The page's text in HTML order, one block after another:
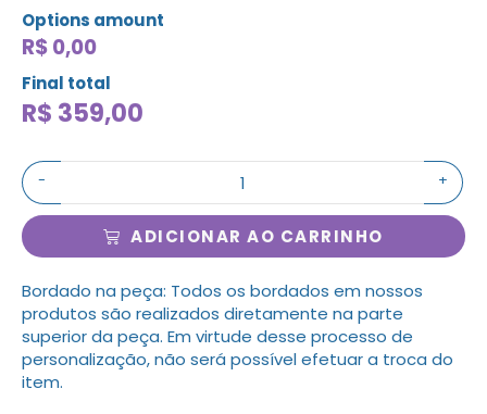
Options amount
R$ 0,00
Final total
R$ 359,00
- +
ADICIONAR AO CARRINHO
Bordado na peça: Todos os bordados em nossos
produtos são realizados diretamente na parte
superior da peça. Em virtude desse processo de
personalização, não será possível efetuar a troca do
item.